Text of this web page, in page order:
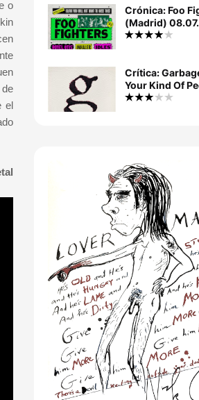
o
el
Crónica: Foo
(Madrid)
Crítica:
Your Kind Of